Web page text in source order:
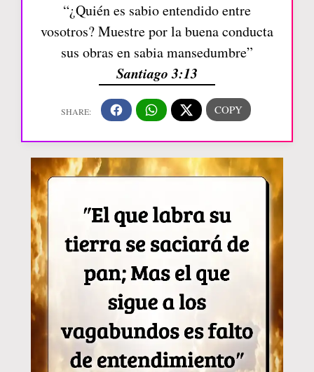
“¿Quién es sabio entendido entre
vosotros? Muestre por la buena conducta
sus obras en sabia mansedumbre”
Santiago 3:13